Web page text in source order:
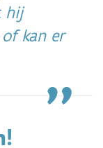
hij
kan er